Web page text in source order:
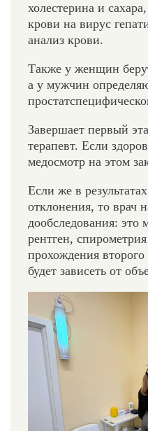
холестерина и
крови на вирус
анализ крови.
Также у женщин
а у мужчин
Завершает первый
терапевт. Если
медосмотр на этом
Если же в
отклонения, то врач
дообследования: это
рентген,
прохождения
будет зависеть от